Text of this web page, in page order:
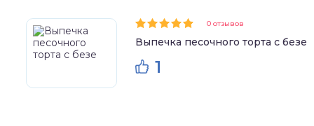
0 отзывов
Выпечка песочного торта с безе
1